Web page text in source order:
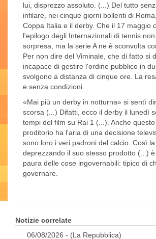
lui, disprezzo assoluto. (...) Del tutto
infilare, nei cinque giorni bollenti di
Coppa Italia e il derby. Che il 17 maggio
l'epilogo degli Internazionali di tennis
sorpresa, ma la serie A ne è sconvolta
Per non dire del Viminale, che di fatto si
incapace di gestire l'ordine pubblico in
svolgono a distanza di cinque ore. La
e senza condizioni.
«Mai più un derby in notturna» si sentì
scorsa (...) Difatti, ecco il derby il lunedì
tempi del film su Rai 1 (...). Anche
proditorio ha l'aria di una decisione
sono loro i veri padroni del calcio. Così
deprezzando il suo stesso prodotto (...)
paura delle cose ingovernabili: tipico di
governare.
Notizie correlate
06/08/2026 - (La Repubblica)